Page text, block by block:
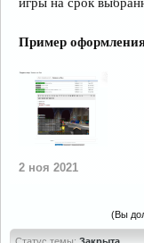
Пример
2 ноя 2021
(Вы